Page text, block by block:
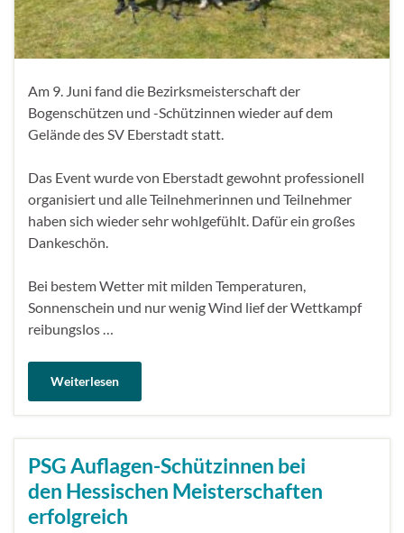
Am 9. Juni fand die Bezirksmeisterschaft der
Bogenschützen und -Schützinnen wieder auf dem
Gelände des SV Eberstadt statt.
Das Event wurde von Eberstadt gewohnt professionell
organisiert und alle Teilnehmerinnen und Teilnehmer
haben sich wieder sehr wohlgefühlt. Dafür ein großes
Dankeschön.
Bei bestem Wetter mit milden Temperaturen,
Sonnenschein und nur wenig Wind lief der Wettkampf
reibungslos …
Weiterlesen
PSG Auflagen-Schützinnen bei
den Hessischen Meisterschaften
erfolgreich